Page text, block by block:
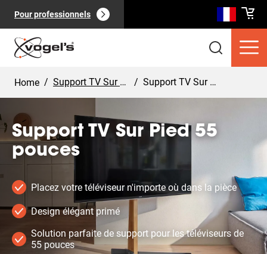
Pour professionnels
Produits clients
Pages(0): Voir tout
Home / Support TV Sur Pied / Support TV Sur Pied 55 pouces
Support TV Sur Pied 55
pouces
Placez votre téléviseur n'importe où dans la pièce
Design élégant primé
Solution parfaite de support pour les téléviseurs de
55 pouces